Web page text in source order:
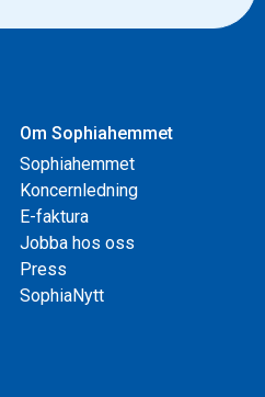
Om Sophiahemmet
Sophiahemmet
Koncernledning
E-faktura
Jobba hos oss
Press
SophiaNytt